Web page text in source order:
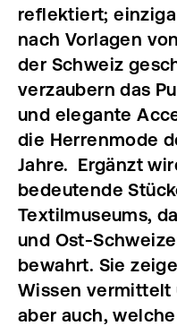
reflektiert;
nach Vorlagen
der Schweiz
verzaubern das
und elegante
die Herrenmode
Jahre. Ergänzt
bedeutende
Textilmuseums,
und Ost-
bewahrt. Sie
Wissen vermittelt
aber auch,